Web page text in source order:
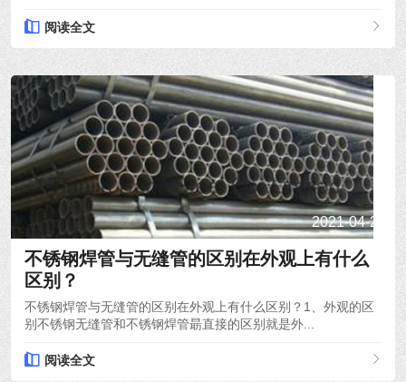
阅读全文
2021-04-20
不锈钢焊管与无缝管的区别在外观上有什么
区别？
不锈钢焊管与无缝管的区别在外观上有什么区别？1、外观的区
别不锈钢无缝管和不锈钢焊管朂直接的区别就是外...
阅读全文